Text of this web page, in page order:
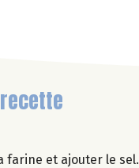
recette
farine et ajouter le sel.